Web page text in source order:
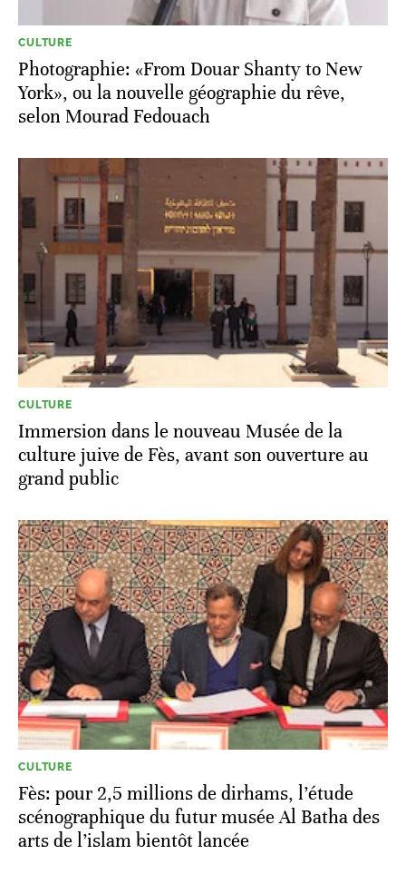
CULTURE
Photographie: «From Douar Shanty to New
York», ou la nouvelle géographie du rêve,
selon Mourad Fedouach
CULTURE
Immersion dans le nouveau Musée de la
culture juive de Fès, avant son ouverture au
grand public
CULTURE
Fès: pour 2,5 millions de dirhams, l’étude
scénographique du futur musée Al Batha des
arts de l’islam bientôt lancée